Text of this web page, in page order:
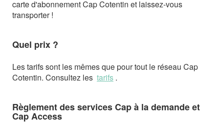
carte d'abonnement Cap Cotentin et laissez-vous
transporter !
Quel prix ?
Les tarifs sont les mêmes que pour tout le réseau Cap
Cotentin. Consultez les tarifs .
Règlement des services Cap à la demande et
Cap Access